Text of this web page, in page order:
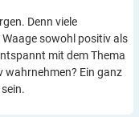
Denn viele
sowohl positiv als
mit dem Thema
wahrnehmen? Ein ganz